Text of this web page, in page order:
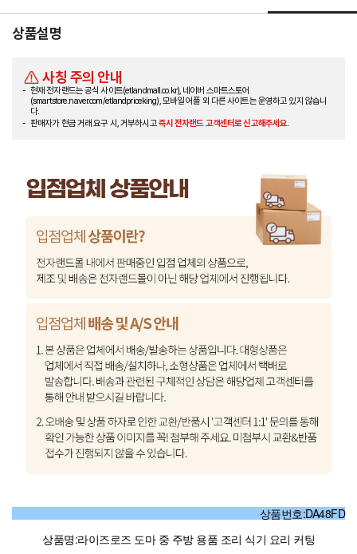
상품설명
사칭 주의 안내
현재 전자랜드는 공식 사이트(etlandmall.co.kr), 네이버 스마트스토어
(smartstore.naver.com/etlandpriceking), 모바일 어플 외 다른 사이트는 운영하고 있지 않습니
다.
판매자가 현금 거래 요구 시, 거부하시고즉시 전자랜드 고객센터로 신고해주세요.
상품번호:DA48FD
상품명:라이즈로즈 도마 중 주방 용품 조리 식기 요리 커팅